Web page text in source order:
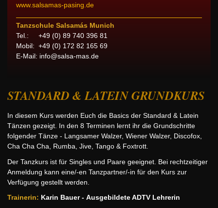
www.salsamas-pasing.de
Tanzschule Salsamás Munich
Tel.: +49 (0) 89 740 396 81
Mobil: +49 (0) 172 82 165 69
E-Mail: info@salsa-mas.de
STANDARD & LATEIN GRUNDKURS
In diesem Kurs werden Euch die Basics der Standard & Latein
Tänzen gezeigt. In den 8 Terminen lernt ihr die Grundschritte
folgender Tänze - Langsamer Walzer, Wiener Walzer, Discofox,
Cha Cha Cha, Rumba, Jive, Tango & Foxtrott.
Der Tanzkurs ist für Singles und Paare geeignet. Bei rechtzeitiger
Anmeldung kann eine/-en Tanzpartner/-in für den Kurs zur
Verfügung gestellt werden.
Trainerin: Karin Bauer - Ausgebildete ADTV Lehrerin